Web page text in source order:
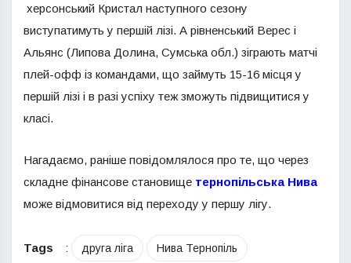
херсонський Кристал наступного сезону
виступатимуть у першій лізі. А рівненський Верес і
Альянс (Липова Долина, Сумська обл.) зіграють матчі
плей-офф із командами, що займуть 15-16 місця у
першій лізі і в разі успіху теж зможуть підвищитися у
класі.
Нагадаємо, раніше повідомлялося про те, що через
складне фінансове становище тернопільська Нива
може відмовитися від переходу у першу лігу.
Tags : друга ліга Нива Тернопіль